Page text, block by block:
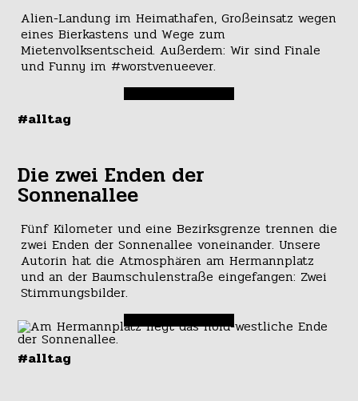
Alien-Landung im Heimathafen, Großeinsatz wegen
eines Bierkastens und Wege zum
Mietenvolksentscheid. Außerdem: Wir sind Finale
und Funny im #worstvenueever.
#alltag
Die zwei Enden der
Sonnenallee
Fünf Kilometer und eine Bezirksgrenze trennen die
zwei Enden der Sonnenallee voneinander. Unsere
Autorin hat die Atmosphären am Hermannplatz
und an der Baumschulenstraße eingefangen: Zwei
Stimmungsbilder.
#alltag